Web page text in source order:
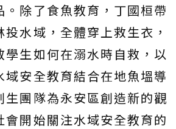
。除了食魚教育，丁國桓帶
水域，全體穿上救生衣，
學生如何在溺水時自救，以
域安全教育結合在地魚塭導
生團隊為永安區創造新的觀
會開始關注水域安全教育的